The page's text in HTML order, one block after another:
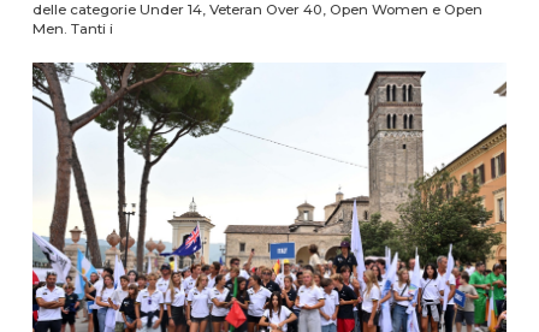
delle categorie Under 14, Veteran Over 40, Open Women e Open
Men. Tanti i